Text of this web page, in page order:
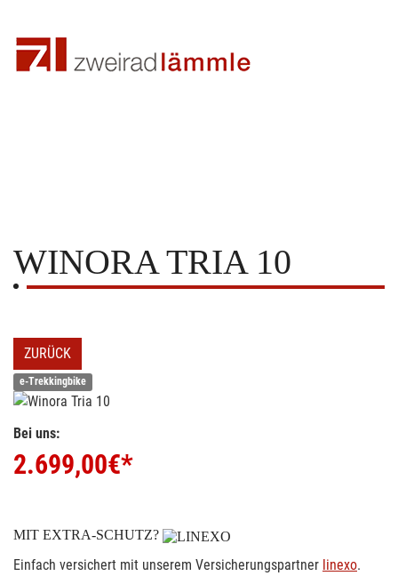
WINORATRIA 10
ZURÜCK
e-Trekkingbike
Bei uns:
2.699,00€*
MIT EXTRA-SCHUTZ?
Einfach versichert mit unserem Versicherungspartner linexo.